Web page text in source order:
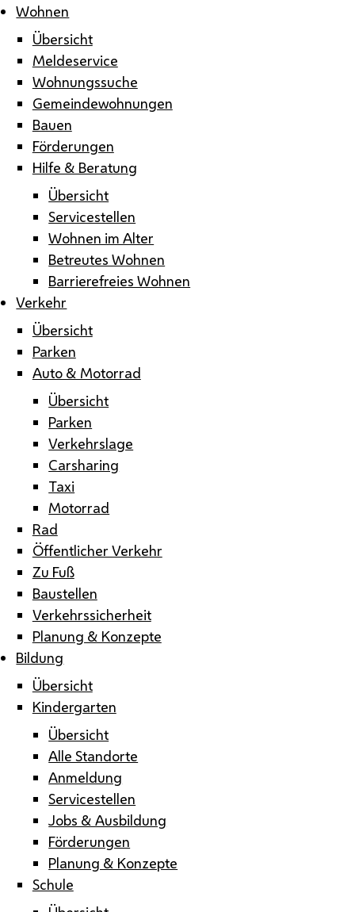
Wohnen
Übersicht
Meldeservice
Wohnungssuche
Gemeindewohnungen
Bauen
Förderungen
Hilfe & Beratung
Übersicht
Servicestellen
Wohnen im Alter
Betreutes Wohnen
Barrierefreies Wohnen
Verkehr
Übersicht
Parken
Auto & Motorrad
Übersicht
Parken
Verkehrslage
Carsharing
Taxi
Motorrad
Rad
Öffentlicher Verkehr
Zu Fuß
Baustellen
Verkehrssicherheit
Planung & Konzepte
Bildung
Übersicht
Kindergarten
Übersicht
Alle Standorte
Anmeldung
Servicestellen
Jobs & Ausbildung
Förderungen
Planung & Konzepte
Schule